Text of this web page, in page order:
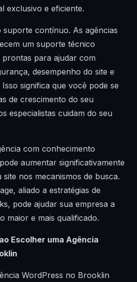
exclusivo e eficiente.
contínuo. As agências
um suporte técnico
para ajudar com
desempenho do site e
significa que você pode se
de crescimento do seu
especialistas cuidam do seu
com conhecimento
aumentar significativamente
site nos mecanismos de busca.
aliado a estratégias de
pode ajudar sua empresa a
maior e mais qualificado.
Escolher uma Agência
WordPress no Brooklin